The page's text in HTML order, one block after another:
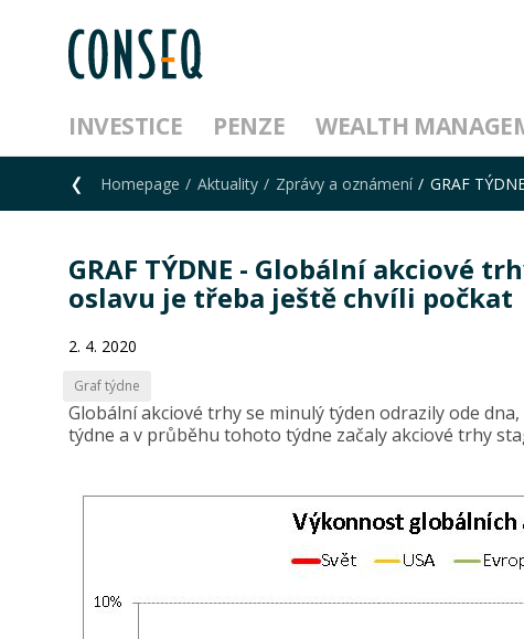
INVESTICE PENZE WEALTH
Homepage Aktuality Zprávy a oznámení GRAF
GRAF TÝDNE - Globální akciové
oslavu je třeba ještě chvíli počkat
2. 4. 2020
Graf týdne
Globální akciové trhy se minulý týden odrazily ode
týdne a v průběhu tohoto týdne začaly akciové trhy